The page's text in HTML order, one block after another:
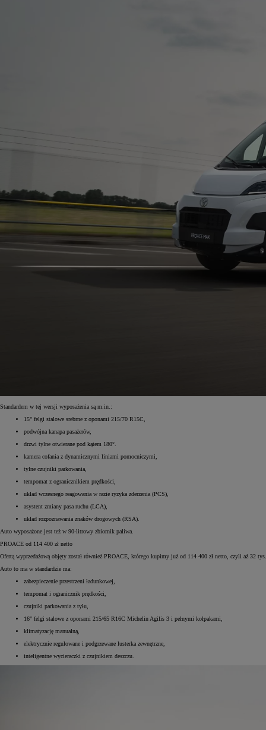
Standardem w tej wersji wyposażenia są m.in.:
15" felgi stalowe srebrne z oponami 215/70 R15C,
podwójna kanapa pasażerów,
drzwi tylne otwierane pod kątem 180°.
kamera cofania z dynamicznymi liniami pomocniczymi,
tylne czujniki parkowania,
tempomat z ogranicznikiem prędkości,
układ wczesnego reagowania w razie ryzyka zderzenia (PCS),
asystent zmiany pasa ruchu (LCA),
układ rozpoznawania znaków drogowych (RSA).
Auto wyposażone jest też w 90-litrowy zbiornik paliwa.
PROACE od 114 400 zł netto
Ofertą wyprzedażową objęty został również PROACE, którego kupimy już od 114 400 zł netto, czyli aż
Auto to ma w standardzie ma:
zabezpieczenie przestrzeni ładunkowej,
tempomat i ogranicznik prędkości,
czujniki parkowania z tyłu,
16" felgi stalowe z oponami 215/65 R16C Michelin Agilis 3 i pełnymi kołpakami,
klimatyzację manualną,
elektrycznie regulowane i podgrzewane lusterka zewnętrzne,
inteligentne wycieraczki z czujnikiem deszczu.